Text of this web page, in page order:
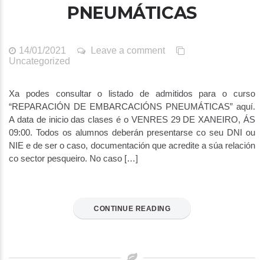
PNEUMÁTICAS
14/01/2021
Leave a comment
Uncategorized
Xa podes consultar o listado de admitidos para o curso
“REPARACIÓN DE EMBARCACIÓNS PNEUMÁTICAS” aquí.
A data de inicio das clases é o VENRES 29 DE XANEIRO, ÁS
09:00. Todos os alumnos deberán presentarse co seu DNI ou
NIE e de ser o caso, documentación que acredite a súa relación
co sector pesqueiro. No caso […]
CONTINUE READING